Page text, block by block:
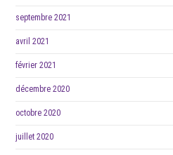
septembre 2021
avril 2021
février 2021
décembre 2020
octobre 2020
juillet 2020